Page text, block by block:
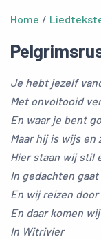
Home /
Je hebt jezelf
Met onvoltooid
En waar je bent
Maar hij is wijs en
Hier staan wij stil
In gedachten
En wij reizen
En daar komen
In Witrivier